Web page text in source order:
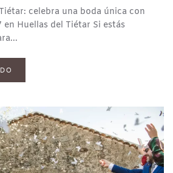
celebra una boda única con
Huellas del Tiétar Si estás